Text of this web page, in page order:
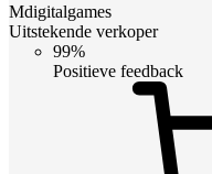
Mdigitalgames
Uitstekende verkoper
99%
Positieve feedback